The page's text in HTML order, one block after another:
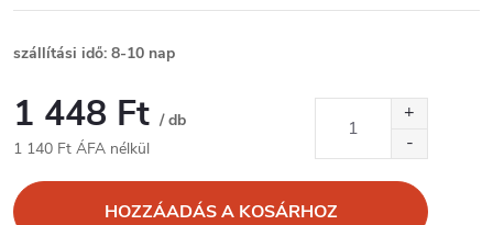
szállítási idő: 8-10 nap
1 448 Ft / db
1 140 Ft ÁFA nélkül
HOZZÁADÁS A KOSÁRHOZ